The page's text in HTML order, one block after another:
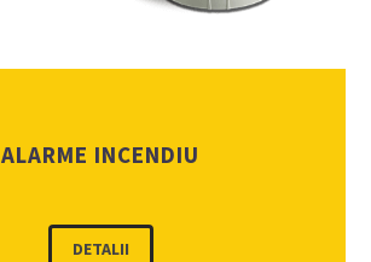
ALARME INCENDIU
DETALII